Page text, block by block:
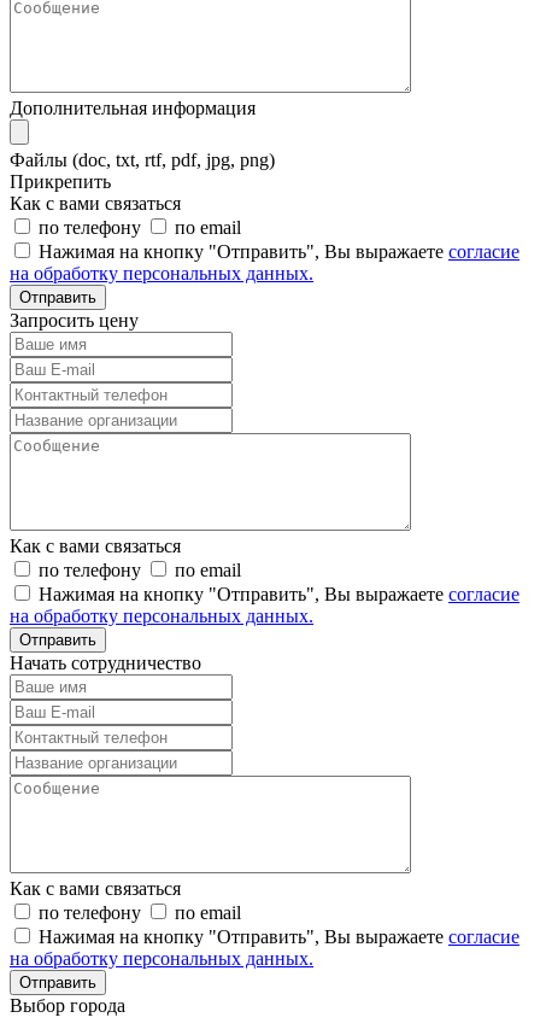
Дополнительная информация
Файлы (doc, txt, rtf, pdf, jpg, png)
Прикрепить
Как с вами связаться
по телефону
по email
Нажимая на кнопку "Отправить", Вы выражаете согласие
на обработку персональных данных.
Отправить
Запросить цену
Как с вами связаться
по телефону
по email
Нажимая на кнопку "Отправить", Вы выражаете согласие
на обработку персональных данных.
Отправить
Начать сотрудничество
Как с вами связаться
по телефону
по email
Нажимая на кнопку "Отправить", Вы выражаете согласие
на обработку персональных данных.
Отправить
Выбор города